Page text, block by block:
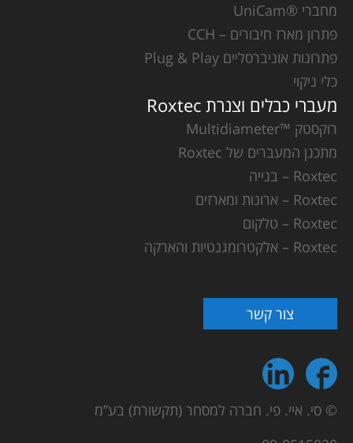
מחברי ®UniCam
פתרון מארז חיבורים – CCH
פתרונות אוניברסליים Plug & Play
כלי ניקוי
מעברי כבלים וצנרת Roxtec
רוקסטק ™Multidiameter
מתכנן המעברים של Roxtec
Roxtec – בנייה
Roxtec – ארונות ומארזים
Roxtec – טלקום
Roxtec – אלקטרומגנטיות והארקה
צור קשר
© סי. איי. פי. חברה למסחר (תקשורת) בע”מ